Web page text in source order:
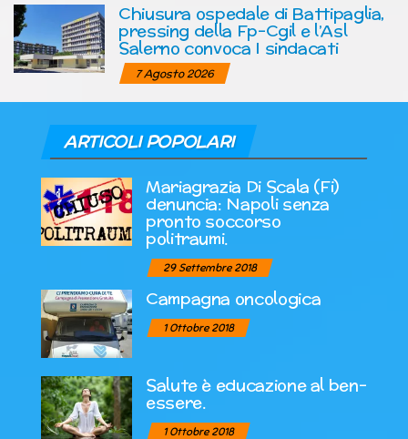
Chiusura ospedale di Battipaglia,
pressing della Fp-Cgil e l’Asl
Salerno convoca I sindacati
7 Agosto 2026
ARTICOLI POPOLARI
Mariagrazia Di Scala (Fi)
denuncia: Napoli senza
pronto soccorso
politraumi.
29 Settembre 2018
Campagna oncologica
1 Ottobre 2018
Salute è educazione al ben-
essere.
1 Ottobre 2018